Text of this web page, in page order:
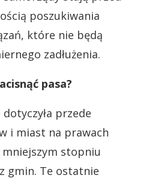
poszukiwania
które nie będą
zadłużenia.
pasa?
przede
i miast na prawach
stopniu
gmin. Te ostatnie